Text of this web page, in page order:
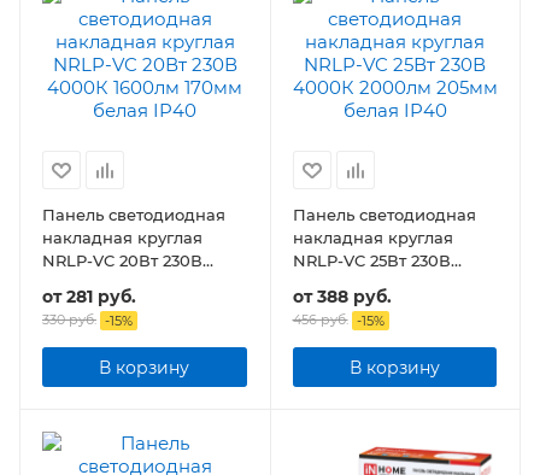
Панель светодиодная
накладная круглая
NRLP-VC 20Вт 230В
IP40
от281 руб.
330 руб. -15%
В корзину
Панель светодиодная
накладная круглая
NRLP-VC 25Вт 230В
IP40
от388 руб.
456 руб. -15%
В корзину